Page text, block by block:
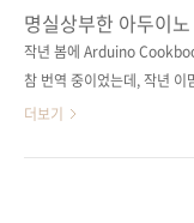
# 응모 방법 : 제이펍 페이스
요’를 누른다(이미 게시물을
Pass!) 구매 ..
것들이 많아짐에 따라서 다
수용하는 책을 필요하다는
보니 이런 바이블과 같은 책
요? 답은 '상상하기 나름'이
각보다 많은 기능을 담을
명실상부한 아두이
출간됩니다!
작년 봄에 Arduino
참 번역 중이었는데, 작년 이
정판 소식을 전해들었습니다.
더보기